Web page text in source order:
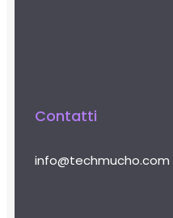
Contatti
info@techmucho.com